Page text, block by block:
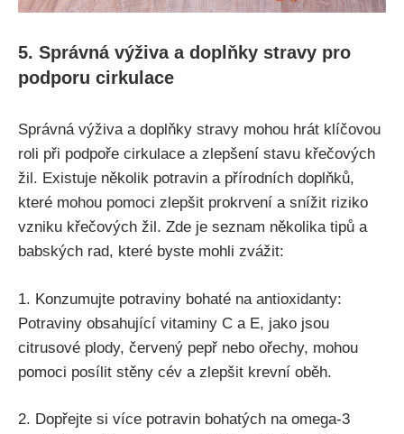
5. Správná ⁣výživa a doplňky⁤ stravy pro
‌podporu cirkulace
Správná výživa ⁣a doplňky stravy mohou hrát klíčovou
roli při⁤ podpoře⁣ cirkulace a zlepšení stavu křečových
žil. Existuje několik potravin a přírodních doplňků,
které mohou pomoci zlepšit prokrvení a ⁤snížit‌ riziko
vzniku křečových žil. Zde je seznam několika tipů ‌a
babských rad,⁣ které byste mohli zvážit:
1. Konzumujte potraviny bohaté na antioxidanty:
Potraviny ⁣obsahující vitaminy‌ C⁣ a⁤ E, jako ⁣jsou
⁣citrusové plody,⁤ červený pepř nebo ‌ořechy, mohou ​
pomoci posílit stěny cév a zlepšit krevní oběh.
2. Dopřejte si více potravin bohatých na omega-3